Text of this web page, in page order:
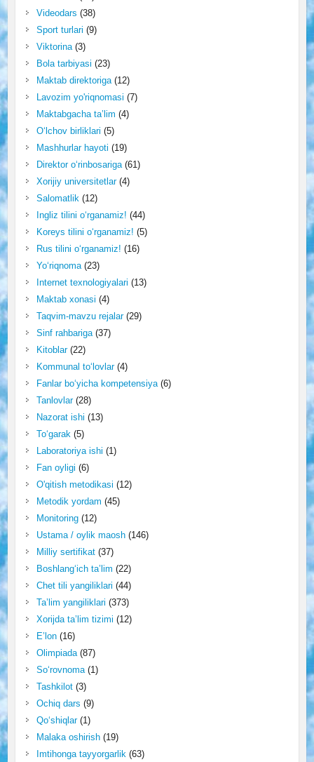
Videodars (38)
Sport turlari (9)
Viktorina(3)
Bola tarbiyasi (23)
Maktab direktoriga(12)
Lavozim yo'riqnomasi (7)
Maktabgacha ta’lim (4)
O‘lchov birliklari (5)
Mashhurlar hayoti (19)
Direktor o‘rinbosariga(61)
Xorijiy universitetlar(4)
Salomatlik(12)
Ingliz tilini o‘rganamiz! (44)
Koreys tilini o‘rganamiz! (5)
Rus tilini o‘rganamiz! (16)
Yo‘riqnoma(23)
Internet texnologiyalari (13)
Maktab xonasi (4)
Taqvim-mavzu rejalar(29)
Sinf rahbariga(37)
Kitoblar(22)
Kommunal to‘lovlar(4)
Fanlar bo‘yicha kompetensiya(6)
Tanlovlar(28)
Nazorat ishi (13)
To‘garak(5)
Laboratoriya ishi (1)
Fan oyligi (6)
O'qitish metodikasi (12)
Metodik yordam (45)
Monitoring(12)
Ustama / oylik maosh(146)
Milliy sertifikat(37)
Boshlang‘ich ta’lim (22)
Chet tili yangiliklari (44)
Ta’lim yangiliklari (373)
Xorijda ta’lim tizimi (12)
E’lon(16)
Olimpiada(87)
So‘rovnoma(1)
Tashkilot(3)
Ochiq dars (9)
Qo‘shiqlar(1)
Malaka oshirish(19)
Imtihonga tayyorgarlik(63)